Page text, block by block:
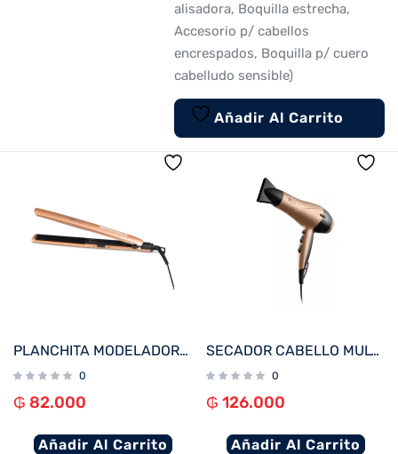
alisadora, Boquilla estrecha,
Accesorio p/ cabellos
encrespados, Boquilla p/ cuero
cabelludo sensible)
Añadir Al Carrito
PLANCHITA MODELADORA MULTILASER EB068EUR DORADA 45W BIVOLT
0
₲ 82.000
Añadir Al Carrito
SECADOR CABELLO MULTILASER EB086 2000W 220V DORADO
0
₲ 126.000
Añadir Al Carrito